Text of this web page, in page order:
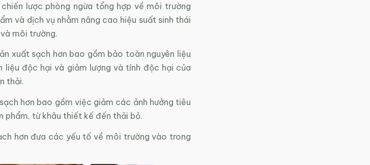
lược phòng ngừa tổng hợp về môi trường
và dịch vụ nhằm nâng cao hiệu suất sinh thái
môi trường.
xuất sạch hơn bao gồm bảo toàn nguyên liệu
liệu độc hại và giảm lượng và tính độc hại của
thải.
hơn bao gồm việc giảm các ảnh hưởng tiêu
phẩm, từ khâu thiết kế đến thải bỏ.
hơn đưa các yếu tố về môi trường vào trong